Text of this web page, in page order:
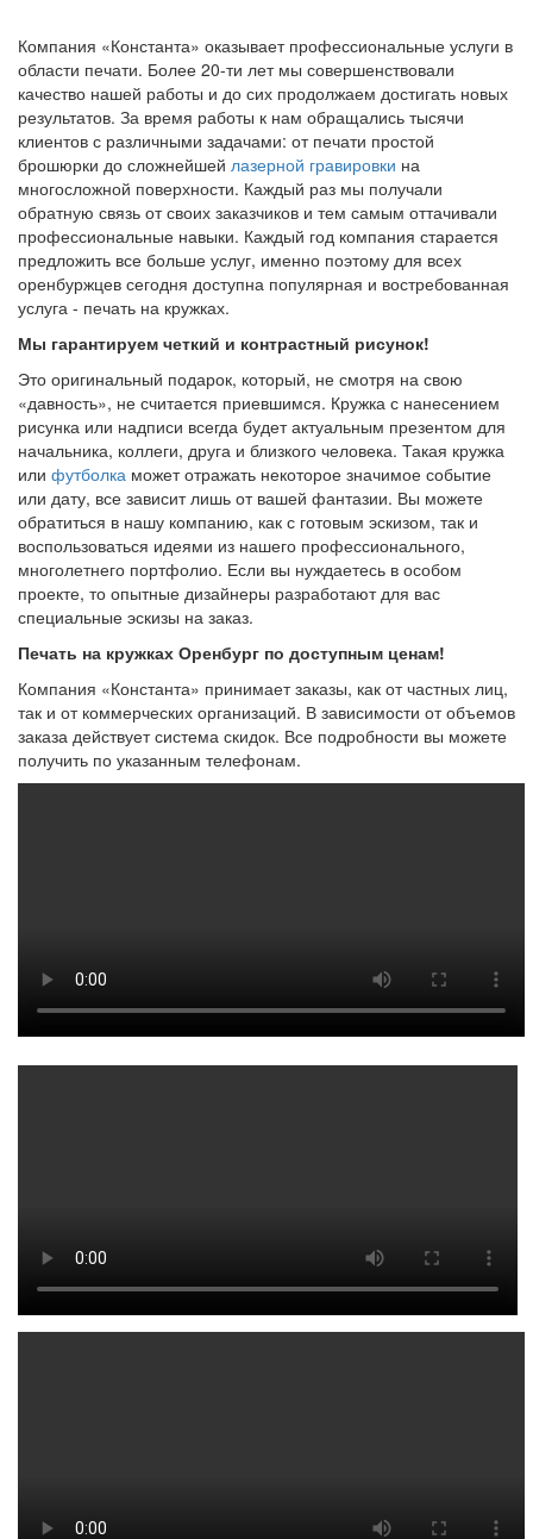
Компания «Константа» оказывает профессиональные услуги в
области печати. Более 20-ти лет мы совершенствовали
качество нашей работы и до сих продолжаем достигать новых
результатов. За время работы к нам обращались тысячи
клиентов с различными задачами: от печати простой
брошюрки до сложнейшей лазерной гравировки на
многосложной поверхности. Каждый раз мы получали
обратную связь от своих заказчиков и тем самым оттачивали
профессиональные навыки. Каждый год компания старается
предложить все больше услуг, именно поэтому для всех
оренбуржцев сегодня доступна популярная и востребованная
услуга - печать на кружках.
Мы гарантируем четкий и контрастный рисунок!
Это оригинальный подарок, который, не смотря на свою
«давность», не считается приевшимся. Кружка с нанесением
рисунка или надписи всегда будет актуальным презентом для
начальника, коллеги, друга и близкого человека. Такая кружка
или футболка может отражать некоторое значимое событие
или дату, все зависит лишь от вашей фантазии. Вы можете
обратиться в нашу компанию, как с готовым эскизом, так и
воспользоваться идеями из нашего профессионального,
многолетнего портфолио. Если вы нуждаетесь в особом
проекте, то опытные дизайнеры разработают для вас
специальные эскизы на заказ.
Печать на кружках Оренбург по доступным ценам!
Компания «Константа» принимает заказы, как от частных лиц,
так и от коммерческих организаций. В зависимости от объемов
заказа действует система скидок. Все подробности вы можете
получить по указанным телефонам.